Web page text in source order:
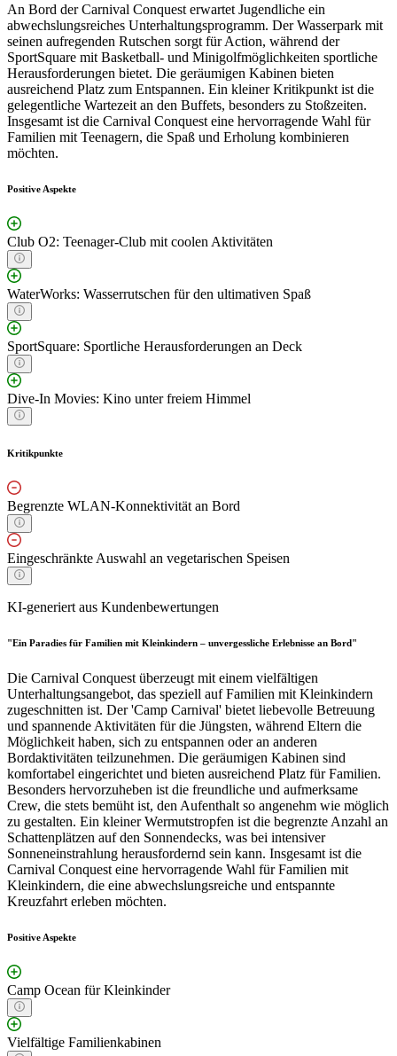
An Bord der Carnival Conquest erwartet Jugendliche ein
abwechslungsreiches Unterhaltungsprogramm. Der Wasserpark mit
seinen aufregenden Rutschen sorgt für Action, während der
SportSquare mit Basketball- und Minigolfmöglichkeiten sportliche
Herausforderungen bietet. Die geräumigen Kabinen bieten
ausreichend Platz zum Entspannen. Ein kleiner Kritikpunkt ist die
gelegentliche Wartezeit an den Buffets, besonders zu Stoßzeiten.
Insgesamt ist die Carnival Conquest eine hervorragende Wahl für
Familien mit Teenagern, die Spaß und Erholung kombinieren
möchten.
Positive Aspekte
Club O2: Teenager-Club mit coolen Aktivitäten
WaterWorks: Wasserrutschen für den ultimativen Spaß
SportSquare: Sportliche Herausforderungen an Deck
Dive-In Movies: Kino unter freiem Himmel
Kritikpunkte
Begrenzte WLAN-Konnektivität an Bord
Eingeschränkte Auswahl an vegetarischen Speisen
KI-generiert aus Kundenbewertungen
"Ein Paradies für Familien mit Kleinkindern – unvergessliche Erlebnisse an Bord"
Die Carnival Conquest überzeugt mit einem vielfältigen
Unterhaltungsangebot, das speziell auf Familien mit Kleinkindern
zugeschnitten ist. Der 'Camp Carnival' bietet liebevolle Betreuung
und spannende Aktivitäten für die Jüngsten, während Eltern die
Möglichkeit haben, sich zu entspannen oder an anderen
Bordaktivitäten teilzunehmen. Die geräumigen Kabinen sind
komfortabel eingerichtet und bieten ausreichend Platz für Familien.
Besonders hervorzuheben ist die freundliche und aufmerksame
Crew, die stets bemüht ist, den Aufenthalt so angenehm wie möglich
zu gestalten. Ein kleiner Wermutstropfen ist die begrenzte Anzahl an
Schattenplätzen auf den Sonnendecks, was bei intensiver
Sonneneinstrahlung herausfordernd sein kann. Insgesamt ist die
Carnival Conquest eine hervorragende Wahl für Familien mit
Kleinkindern, die eine abwechslungsreiche und entspannte
Kreuzfahrt erleben möchten.
Positive Aspekte
Camp Ocean für Kleinkinder
Vielfältige Familienkabinen